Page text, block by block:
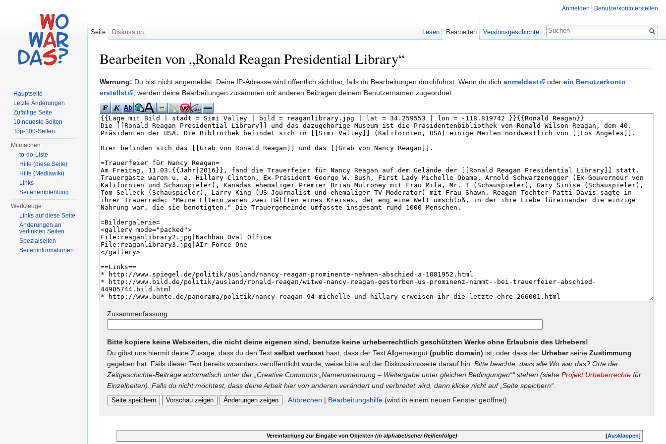
Bearbeiten von „Ronald Reagan Presidential Library“
Warnung: Du bist nicht angemeldet. Deine IP-Adresse wird öffentlich sichtbar, falls du Bearbeitungen durchführst. Wenn du dich anmeldest oder ein Benutzerkonto
erstellst
, werden deine Bearbeitungen zusammen mit anderen Beiträgen deinem Benutzernamen zugeordnet.
Zusammenfassung:
Bitte kopiere keine Webseiten, die nicht deine eigenen sind, benutze keine urheberrechtlich geschützten Werke ohne Erlaubnis des Urhebers!
Du gibst uns hiermit deine Zusage, dass du den Text selbst verfasst hast, dass der Text Allgemeingut (public domain) ist, oder dass der Urheberseine Zustimmung
gegeben hat. Falls dieser Text bereits woanders veröffentlicht wurde, weise bitte auf der Diskussionsseite darauf hin. Bitte beachte, dass alle Wo war das? Orte der
Zeitgeschichte-Beiträge automatisch unter der „Creative Commons „Namensnennung – Weitergabe unter gleichen Bedingungen““ stehen (siehe Projekt:Urheberrechte für
Einzelheiten). Falls du nicht möchtest, dass deine Arbeit hier von anderen verändert und verbreitet wird, dann klicke nicht auf „Seite speichern“.
Abbrechen | Bearbeitungshilfe (wird in einem neuen Fenster geöffnet)
[Ausklappen]
Vereinfachung zur Eingabe von Objekten (in alphabetischer Reihenfolge)
Anmelden Benutzerkonto erstellen
Seite Diskussion Lesen Bearbeiten Versionsgeschichte
Hauptseite
Letzte Änderungen
Zufällige Seite
10 neueste Seiten
Top-100-Seiten
Mitmachen
to-do-Liste
Hilfe (diese Seite)
Hilfe (Mediawiki)
Links
Seitenempfehlung
Werkzeuge
Links auf diese Seite
Änderungen an
verlinkten Seiten
Spezialseiten
Seiteninformationen